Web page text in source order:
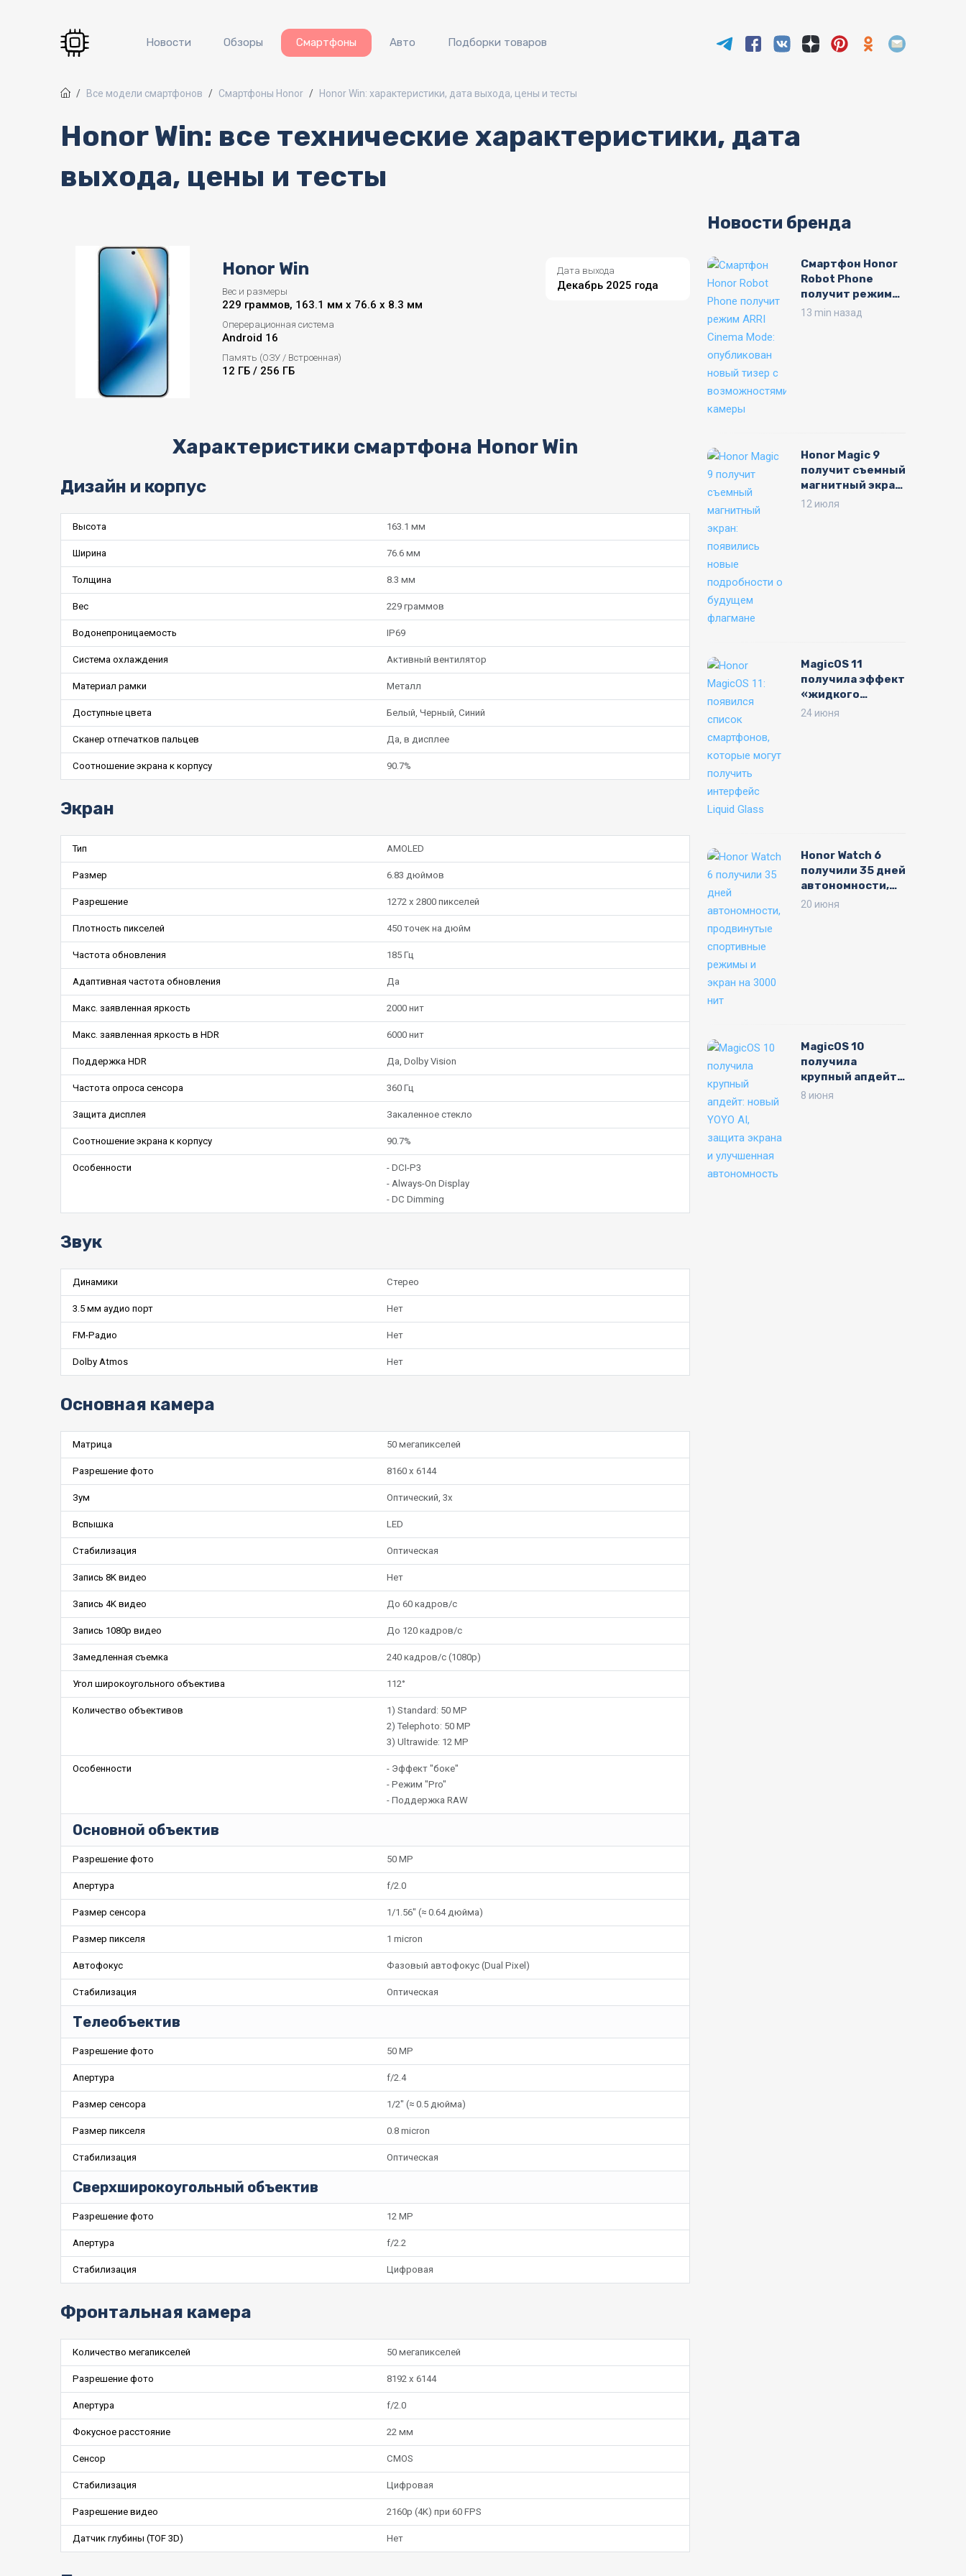
Новости Обзоры Смартфоны Авто Подборки товаров
Все модели смартфонов Смартфоны Honor Honor Win: характеристики, дата выхода, цены и тесты
Honor Win: все технические характеристики, дата
выхода, цены и тесты
Honor Win
Вес и размеры
229 граммов, 163.1 мм x 76.6 x 8.3 мм
Оперерационная система
Android 16
Память (ОЗУ / Встроенная)
12 ГБ / 256 ГБ
Дата выхода
Декабрь 2025 года
Характеристики смартфона Honor Win
Дизайн и корпус
Высота 163.1 мм
Ширина 76.6 мм
Толщина 8.3 мм
Вес 229 граммов
Водонепроницаемость IP69
Система охлаждения Активный вентилятор
Материал рамки Металл
Доступные цвета Белый, Черный, Синий
Сканер отпечатков пальцев Да, в дисплее
Соотношение экрана к корпусу 90.7%
Экран
Тип AMOLED
Размер 6.83 дюймов
Разрешение 1272 x 2800 пикселей
Плотность пикселей 450 точек на дюйм
Частота обновления 185 Гц
Адаптивная частота обновления Да
Макс. заявленная яркость 2000 нит
Макс. заявленная яркость в HDR 6000 нит
Поддержка HDR Да, Dolby Vision
Частота опроса сенсора 360 Гц
Защита дисплея Закаленное стекло
Соотношение экрана к корпусу 90.7%
Особенности
- DCI-P3
- Always-On Display
- DC Dimming
Звук
Динамики Стерео
3.5 мм аудио порт Нет
FM-Радио Нет
Dolby Atmos Нет
Основная камера
Матрица 50 мегапикселей
Разрешение фото 8160 x 6144
Зум Оптический, 3x
Вспышка LED
Стабилизация Оптическая
Запись 8K видео Нет
Запись 4K видео До 60 кадров/с
Запись 1080p видео До 120 кадров/с
Замедленная съемка 240 кадров/с (1080p)
Угол широкоугольного объектива 112°
Количество объективов
1) Standard: 50 MP
2) Telephoto: 50 MP
3) Ultrawide: 12 MP
Особенности
- Эффект "боке"
- Режим "Pro"
- Поддержка RAW
Основной объектив
Разрешение фото 50 MP
Апертура f/2.0
Размер сенсора 1/1.56" (≈ 0.64 дюйма)
Размер пикселя 1 micron
Автофокус Фазовый автофокус (Dual Pixel)
Стабилизация Оптическая
Телеобъектив
Разрешение фото 50 MP
Апертура f/2.4
Размер сенсора 1/2" (≈ 0.5 дюйма)
Размер пикселя 0.8 micron
Стабилизация Оптическая
Сверхширокоугольный объектив
Разрешение фото 12 MP
Апертура f/2.2
Стабилизация Цифровая
Фронтальная камера
Количество мегапикселей 50 мегапикселей
Разрешение фото 8192 x 6144
Апертура f/2.0
Фокусное расстояние 22 мм
Сенсор CMOS
Стабилизация Цифровая
Разрешение видео 2160p (4K) при 60 FPS
Датчик глубины (TOF 3D) Нет
Новости бренда
Смартфон Honor
Robot Phone
получит режим
ARRI Cinema
13 min назад
Honor Magic 9
получит съемный
магнитный экран:
появились новые
12 июля
MagicOS 11
получила эффект
«жидкого
стекла»: бета-
24 июня
Honor Watch 6
получили 35 дней
автономности,
продвинутые
20 июня
MagicOS 10
получила
крупный апдейт:
новый YOYO AI,
8 июня